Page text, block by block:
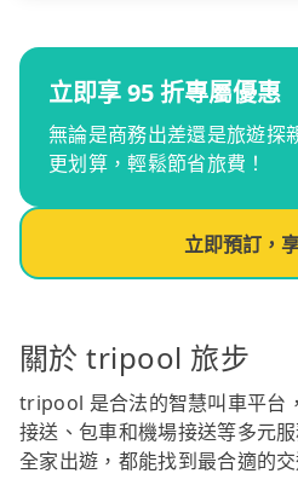
立即享 95 折專屬優惠
無論是商務出差還是旅遊探
更划算，輕鬆節省旅費！
立即預訂，
關於 tripool 旅步
tripool 是合法的智慧叫車平台
接送、包車和機場接送等多元
全家出遊，都能找到最合適的交